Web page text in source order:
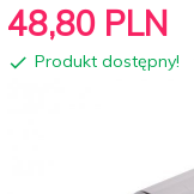
48,80 PLN
Produkt dostępny!